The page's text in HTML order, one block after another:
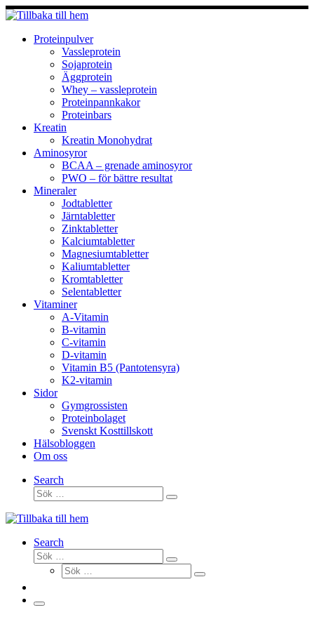
Hoppa
till
innehållProteinpulver
Vassleprotein
Sojaprotein
Äggprotein
Whey – vassleprotein
Proteinpannkakor
Proteinbars
Kreatin
Kreatin Monohydrat
Aminosyror
BCAA – grenade aminosyror
PWO – för bättre resultat
Mineraler
Jodtabletter
Järntabletter
Zinktabletter
Kalciumtabletter
Magnesiumtabletter
Kaliumtabletter
Kromtabletter
Selentabletter
Vitaminer
A-Vitamin
B-vitamin
C-vitamin
D-vitamin
Vitamin B5 (Pantotensyra)
K2-vitamin
Sidor
Gymgrossisten
Proteinbolaget
Svenskt Kosttillskott
Hälsobloggen
Om oss
Search
Sök
Sök
Search
Sök
Sök
Sök
Sök
Meny